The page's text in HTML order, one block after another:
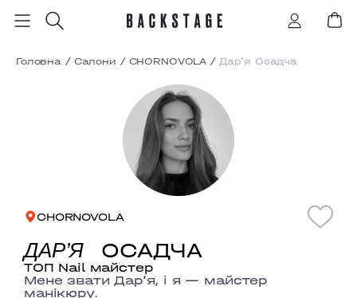
Головна / Салони / CHORNOVOLA / Дар’я Осадча
CHORNOVOLA
ДАР’Я ОСАДЧА
ТОП Nail майстер
Мене звати Дарʼя, і я — майстер
манікюру.